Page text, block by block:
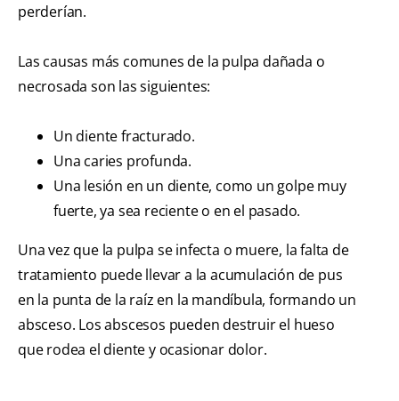
perderían.
Las causas más comunes de la pulpa dañada o
necrosada son las siguientes:
Un diente fracturado.
Una caries profunda.
Una lesión en un diente, como un golpe muy
fuerte, ya sea reciente o en el pasado.
Una vez que la pulpa se infecta o muere, la falta de
tratamiento puede llevar a la acumulación de pus
en la punta de la raíz en la mandíbula, formando un
absceso. Los abscesos pueden destruir el hueso
que rodea el diente y ocasionar dolor.